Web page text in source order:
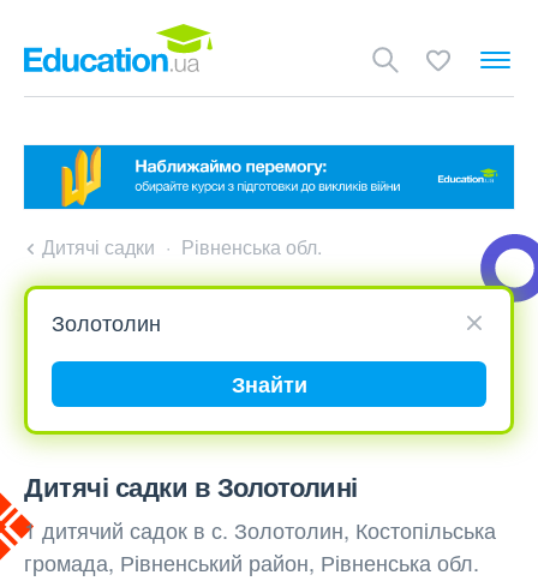
Дитячі садки Рівненська обл.
Знайти
Дитячі садки в Золотолині
1 дитячий садок в с. Золотолин, Костопільська
громада, Рівненський район, Рівненська обл.